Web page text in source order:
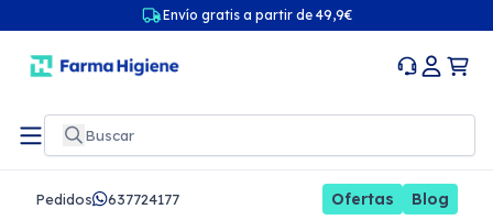
Envío gratis a partir de 49,9€
Pedidos 637724177 Ofertas Blog